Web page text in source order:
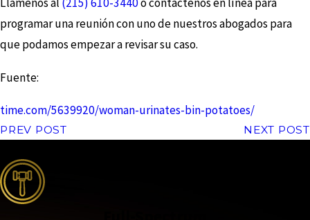
Llámenos al (215) 610-3440o contáctenos en línea para
programar una reunión con uno de nuestros abogados para
que podamos empezar a revisar su caso.
Fuente:
time.com/5639920/woman-urinates-bin-potatoes/
PREV POST
NEXT POST